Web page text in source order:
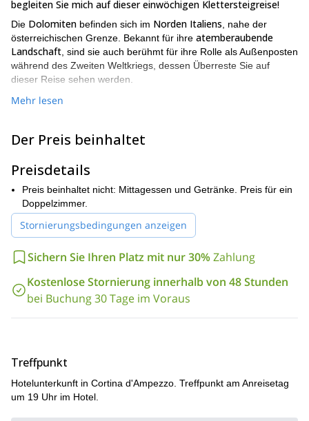
begleiten Sie mich auf dieser einwöchigen Klettersteigreise!
Die Dolomiten befinden sich im Norden Italiens , nahe der
österreichischen Grenze. Bekannt für ihre atemberaubende
Landschaft , sind sie auch berühmt für ihre Rolle als Außenposten
während des Zweiten Weltkriegs, dessen Überreste Sie auf
dieser Reise sehen werden.
Unser Ausgangspunkt wird die wunderschöne Alpenstadt
des ikonischsten Wahrzeichens der Dolomiten: der
‘Three peaks of Lavaredo’ auf Englisch).
Wir werden mehrere Klettersteigrouten wandern und erklimmen,
die Gipfel einiger der beeindruckendsten Gipfel der Dolomiten
erreichen und durch historische Tunnel gehen.
Diese Reise bietet eine intime Größe von 3-5 Teilnehmern
Abenteuer macht!
Genießen Sie das Beste der Dolomiten auf diesem
Klettersteigabenteuer! Senden Sie mir eine Anfrage, um diese
Reise zu buchen, und bereiten Sie sich auf ein
außergewöhnliches Erlebnis vor.
Mehr lesen
Der Preis beinhaltet
Preisdetails
Preis beinhaltet nicht: Mittagessen und Getränke. Preis für ein
Doppelzimmer.
Stornierungsbedingungen anzeigen
Sichern Sie Ihren Platz mit nur 30%Zahlung
Kostenlose Stornierung innerhalb von 48 Stunden
bei Buchung 30 Tage im Voraus
Treffpunkt
Hotelunterkunft in Cortina d'Ampezzo. Treffpunkt am Anreisetag
um 19 Uhr im Hotel.